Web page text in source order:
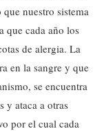
nuestro sistema
que cada año los
de alergia. La
en la sangre y que
se encuentra
y ataca a otras
por el cual cada